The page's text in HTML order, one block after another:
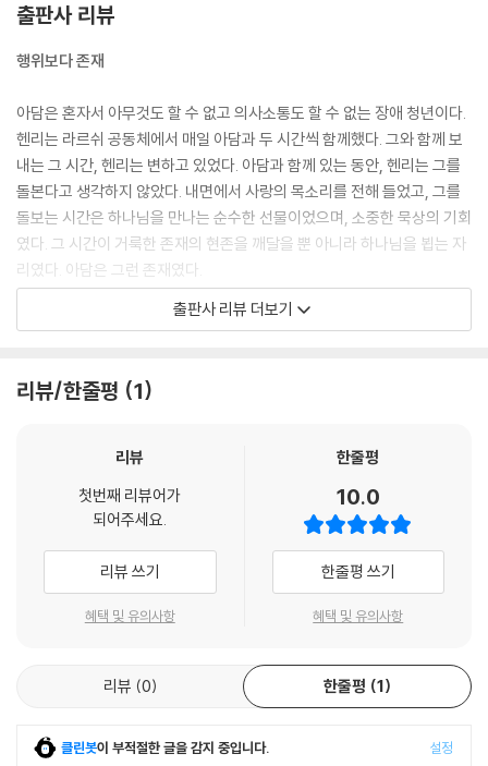
다. 그분은 연약함의 옷을 입고 오셨다. 그분의 인생에서 가장 위대한 부분
은, 아이로서, 청소년으로서, 발버둥치는 청년으로서, 성숙한 성인으로서
숨겨진 삶은, 수많은 사람을 위한 사역의 때를 앞두고 눈에 보이지 않는 준
비를 한 시간이었다. 그의 부모는 이를 그런 식으로 바라보지 않았을지라
도 말이다.
---「1장 아담의 숨겨진 이야기」중에서
예수님은 세례받으신 직후 성령에 이끌리어 광야로 나가 40일 동안 마귀
의 시험을 받으셨다고 복음서는 말한다. 영적인 삶에서 광야는 시험과 시
련과 정화의 장소다. 아담에게도 ‘광야’ 시기가 있었다.…아담이 병원에서
보낸 시간은 분명 그의 광야였다. 하나님의 영이 요단강에 계셨던 예수님
에게 임하사 그분을 광야로 내몰고 가셨듯이, 동일한 영이 가정에 있던 아
신을 위해서라기보다는 아담에게서 은사를 발견하고 그를 ‘피스메이커’로
아담은 진정한 스승이요, 진정한 치유자였다. 그의 치유는 대부분 상처를
인식할 수 없는 사람들을 향해 평안과 용기와 기쁨과 자유를 선포하는 내
적인 치유였다. 아담은 자기의 눈과 자기 존재로 우리에게 이렇게 말했다.
“두려워하지 마십시오. 당신의 고통으로부터 그렇게 달아날 필요가 없습
니다. 나를 바라보십시오. 내게 가까이 오십시오. 그러면 당신도 나처럼 하
나님의 사랑받는 자녀임을 알게 될 것입니다.”
아담은 내가 만난 인도자 중에 가장 비지배적이며 가장 의존적인 사람이었
그가 예수님이 행하신 기적과 똑같은 기적을 행할 수 있으리라 믿는다. 그
출판사 리뷰
행위보다 존재
아담은 혼자서 아무것도 할 수 없고 의사소통도 할 수 없는 장애 청년이다.
헨리는 라르쉬 공동체에서 매일 아담과 두 시간씩 함께했다. 그와 함께 보
내는 그 시간, 헨리는 변하고 있었다. 아담과 함께 있는 동안, 헨리는 그를
돌본다고 생각하지 않았다. 내면에서 사랑의 목소리를 전해 들었고, 그를
돌보는 시간은 하나님을 만나는 순수한 선물이었으며, 소중한 묵상의 기회
였다. 그 시간이 거룩한 존재의 현존을 깨달을 뿐 아니라 하나님을 뵙는 자
리였다. 아담은 그런 존재였다.
진정한 스승, 진정한 치유자
게 가르쳐 준다. 항상 조용하고 관대하게 삶의 진리를 받아들이라고. 우리
르심을 조용하고 담담하게 일러 준다. 그리고 이 모든 것을 몸과 마음에 담
슬픔과 기쁨의 변주곡
아담이 하나님의 품으로 떠났을 때, 헨리를 비롯하여 모든 사람이 슬퍼했
다. 하지만 아담의 빈자리는 슬픔으로만 남지 않고 그가 남긴 사랑의 기쁨
“두려워하지 마십시오, 헨리. 당신이 당신의 죽음과 친숙해지는 데 나의 죽
음이 도움이 될 겁니다. 당신 자신의 죽음을 두려워하지 않을 그때에야 온
출판사 리뷰 더보기
리뷰/한줄평 1
리뷰
첫번째 리뷰어가
되어주세요.
리뷰 쓰기
혜택 및 유의사항
한줄평
10.0
한줄평 쓰기
혜택 및 유의사항
리뷰 0 한줄평 1
클린봇이 부적절한 글을 감지 중입니다. 설정